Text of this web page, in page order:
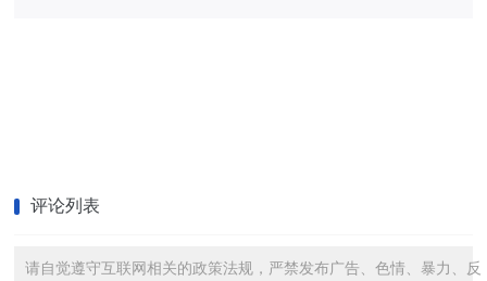
评论列表
请自觉遵守互联网相关的政策法规，严禁发布广告、色情、暴力、反